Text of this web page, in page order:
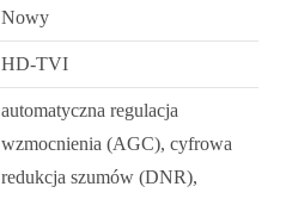
Nowy
HD-TVI
automatyczna regulacja
wzmocnienia (AGC), cyfrowa
redukcja szumów (DNR),